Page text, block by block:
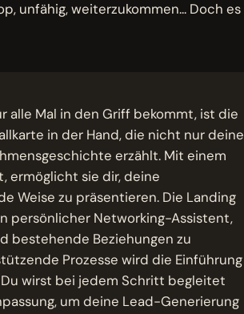
unfähig, weiterzukommen... Doch es
alle Mal in den Griff bekommt, ist die
in der Hand, die nicht nur deine
erzählt. Mit einem
ermöglicht sie dir, deine
Weise zu präsentieren. Die Landing
persönlicher Networking-Assistent,
bestehende Beziehungen zu
Prozesse wird die Einführung
wirst bei jedem Schritt begleitet
um deine Lead-Generierung